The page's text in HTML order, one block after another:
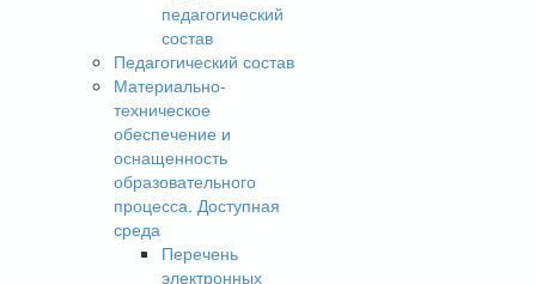
педагогический
состав
Педагогический состав
Материально-
техническое
обеспечение и
оснащенность
образовательного
процесса. Доступная
среда
Перечень
электронных